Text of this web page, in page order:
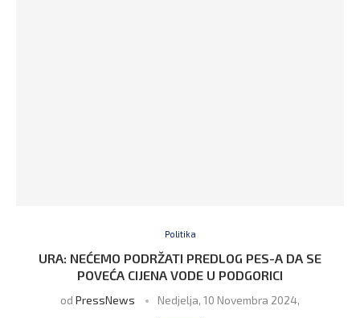
Politika
URA: NEĆEMO PODRŽATI PREDLOG PES-A DA SE
POVEĆA CIJENA VODE U PODGORICI
od PressNews Nedjelja, 10 Novembra 2024,